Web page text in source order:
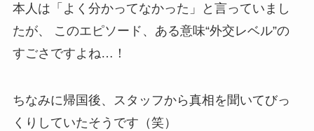
本人は「よく分かってなかった」と言っていまし
たが、 このエピソード、ある意味“外交レベル”の
すごさですよね…！
ちなみに帰国後、スタッフから真相を聞いてびっ
くりしていたそうです（笑）